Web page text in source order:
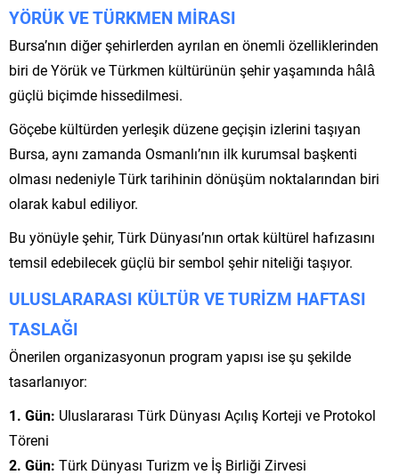
YÖRÜK VE TÜRKMEN MİRASI
Bursa’nın diğer şehirlerden ayrılan en önemli özelliklerinden
biri de Yörük ve Türkmen kültürünün şehir yaşamında hâlâ
güçlü biçimde hissedilmesi.
Göçebe kültürden yerleşik düzene geçişin izlerini taşıyan
Bursa, aynı zamanda Osmanlı’nın ilk kurumsal başkenti
olması nedeniyle Türk tarihinin dönüşüm noktalarından biri
olarak kabul ediliyor.
Bu yönüyle şehir, Türk Dünyası’nın ortak kültürel hafızasını
temsil edebilecek güçlü bir sembol şehir niteliği taşıyor.
ULUSLARARASI KÜLTÜR VE TURİZM HAFTASI
TASLAĞI
Önerilen organizasyonun program yapısı ise şu şekilde
tasarlanıyor:
1. Gün: Uluslararası Türk Dünyası Açılış Korteji ve Protokol
Töreni
2. Gün: Türk Dünyası Turizm ve İş Birliği Zirvesi